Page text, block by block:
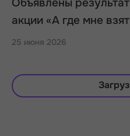
Объявлены
акции «А где мне
25 июня 2026